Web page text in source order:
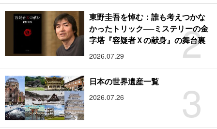
2
東野圭吾を悼む：誰も考えつかな
かったトリック──ミステリーの金
字塔『容疑者Ｘの献身』の舞台裏
2026.07.29
3
日本の世界遺産一覧
2026.07.26